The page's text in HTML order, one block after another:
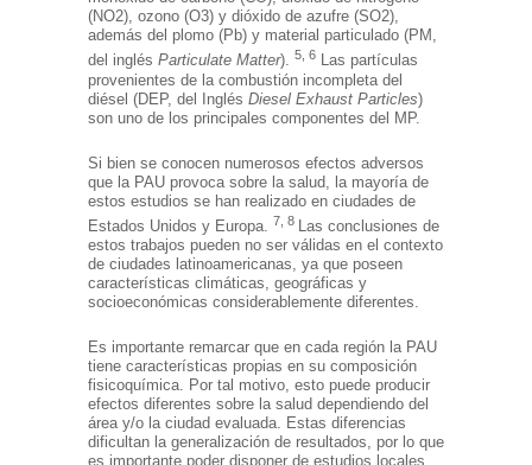
(NO2), ozono (O3) y dióxido de azufre (SO2),
además del plomo (Pb) y material particulado (PM,
del inglés Particulate Matter). 5, 6 Las partículas
provenientes de la combustión incompleta del
diésel (DEP, del Inglés Diesel Exhaust Particles)
son uno de los principales componentes del MP.
Si bien se conocen numerosos efectos adversos
que la PAU provoca sobre la salud, la mayoría de
estos estudios se han realizado en ciudades de
Estados Unidos y Europa.
7, 8
Las conclusiones de
estos trabajos pueden no ser válidas en el contexto
de ciudades latinoamericanas, ya que poseen
características climáticas, geográficas y
socioeconómicas considerablemente diferentes.
Es importante remarcar que en cada región la PAU
tiene características propias en su composición
fisicoquímica. Por tal motivo, esto puede producir
efectos diferentes sobre la salud dependiendo del
área y/o la ciudad evaluada. Estas diferencias
dificultan la generalización de resultados, por lo que
es importante poder disponer de estudios locales